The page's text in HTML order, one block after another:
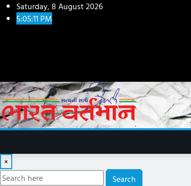
Skip
to
Saturday, 8 August 2026
5:05:12 PM
×
Search